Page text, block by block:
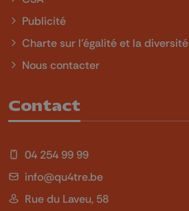
Publicité
Charte sur l'égalité et la diversité
Nous contacter
Contact
04 254 99 99
info@qu4tre.be
Rue du Laveu, 58